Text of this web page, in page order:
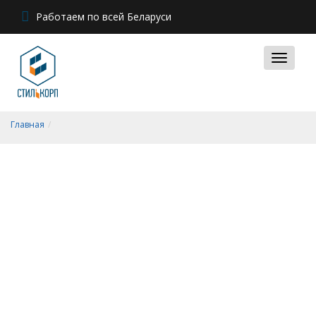
Работаем по всей Беларуси
Главная